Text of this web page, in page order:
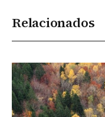
Relacionados